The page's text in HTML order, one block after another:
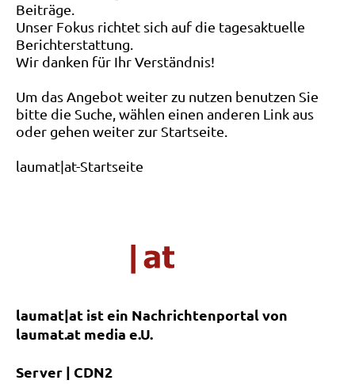
Beiträge.
Unser Fokus richtet sich auf die tagesaktuelle
Berichterstattung.
Wir danken für Ihr Verständnis!
Um das Angebot weiter zu nutzen benutzen Sie
bitte die Suche, wählen einen anderen Link aus
oder gehen weiter zur Startseite.
laumat|at-Startseite
laumat|at ist ein Nachrichtenportal von
laumat.at media e.U.
Server | CDN2